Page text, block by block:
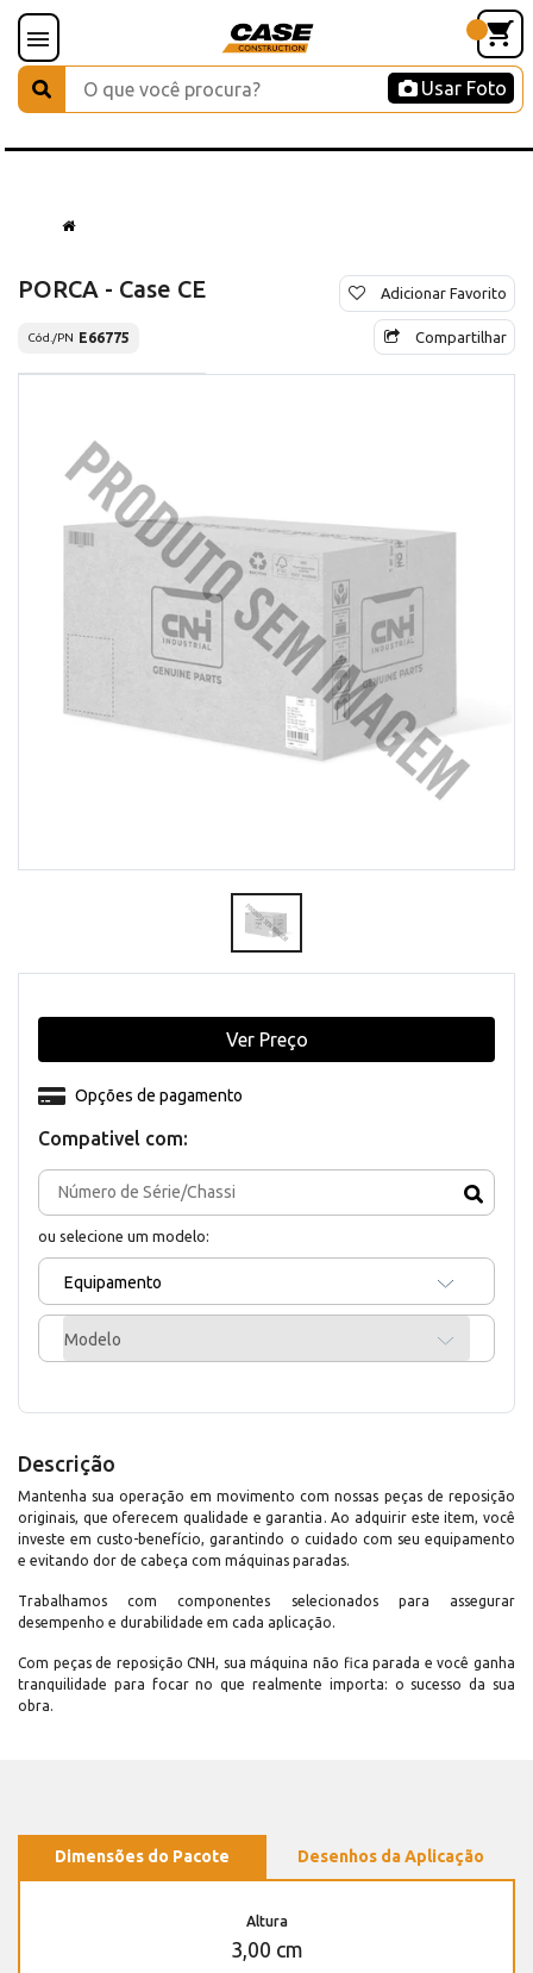
Usar Foto
PORCA - Case CE
Cód./PN E66775
Adicionar Favorito
Compartilhar
Compativel com:
ou selecione um modelo:
Equipamento
Modelo
Opções de pagamento
Ver Preço
Descrição
Mantenha sua operação em movimento com nossas peças de reposição
originais, que oferecem qualidade e garantia. Ao adquirir este item, você
investe em custo-benefício, garantindo o cuidado com seu equipamento
e evitando dor de cabeça com máquinas paradas.
Trabalhamos com componentes selecionados para assegurar
desempenho e durabilidade em cada aplicação.
Com peças de reposição CNH, sua máquina não fica parada e você ganha
tranquilidade para focar no que realmente importa: o sucesso da sua
obra.
Dimensões do Pacote Desenhos da Aplicação
Altura
3,00 cm